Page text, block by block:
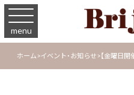
menu
ホーム>イベント・お知らせ>【金曜日